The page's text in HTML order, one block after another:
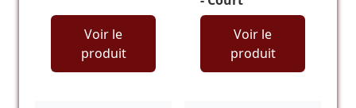
Voir le
produit
Voir le
produit